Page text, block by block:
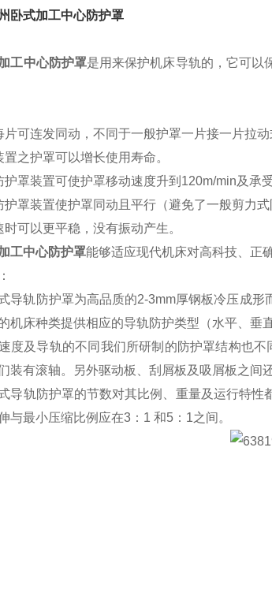
卧式加工中心防护罩
工中心防护罩是用来保护机床导轨的，它可以
片可连发同动，不同于一般护罩一片接一片拉动
之护罩可以增长使用寿命。
护罩装置可使护罩移动速度升到120m/min及承
护罩装置使护罩同动且平行（避免了一般剪力式
可以更平稳，没有振动产生。
工中心防护罩能够适应现代机床对高科技、正
导轨防护罩为高品质的2-3mm厚钢板冷压成
机床种类提供相应的导轨防护类型（水平、垂
度及导轨的不同我们所研制的防护罩结构也
装有滚轴。另外驱动板、刮屑板及吸屑板之间
导轨防护罩的节数对其比例、重量及运行特
与最小压缩比例应在3：1 和5：1之间。